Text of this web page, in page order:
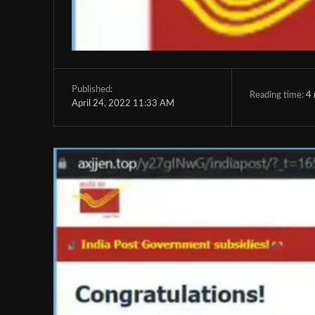
Published:
April 24, 2022 11:33 AM
Reading time: 4